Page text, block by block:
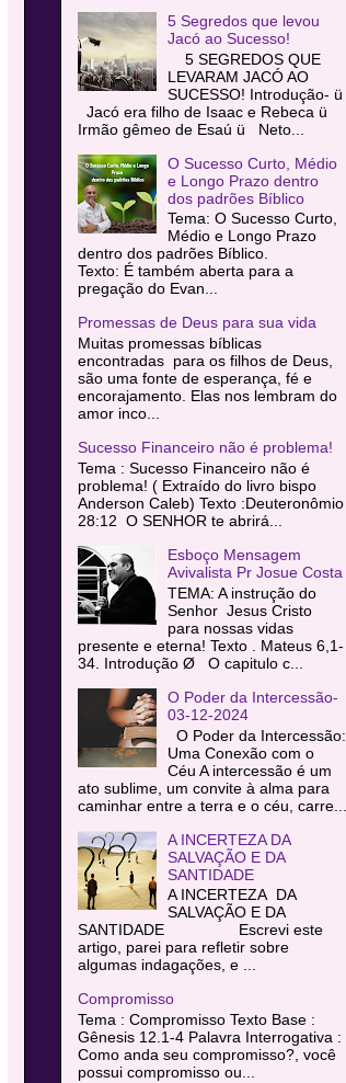
5 Segredos que levou
Jacó ao Sucesso!
5 SEGREDOS QUE
LEVARAM JACÓ AO
SUCESSO! Introdução- ü
Jacó era filho de Isaac e Rebeca ü
Irmão gêmeo de Esaú ü Neto...
O Sucesso Curto, Médio
e Longo Prazo dentro
dos padrões Bíblico
Tema: O Sucesso Curto,
Médio e Longo Prazo
dentro dos padrões Bíblico.
Texto: É também aberta para a
pregação do Evan...
Promessas de Deus para sua vida
Muitas promessas bíblicas
encontradas para os filhos de Deus,
são uma fonte de esperança, fé e
encorajamento. Elas nos lembram do
amor inco...
Sucesso Financeiro não é problema!
Tema : Sucesso Financeiro não é
problema! ( Extraído do livro bispo
Anderson Caleb) Texto :Deuteronômio
28:12 O SENHOR te abrirá...
Esboço Mensagem
Avivalista Pr Josue Costa
TEMA: A instrução do
Senhor Jesus Cristo
para nossas vidas
presente e eterna! Texto . Mateus 6,1-
34. Introdução Ø O capitulo c...
O Poder da Intercessão-
03-12-2024
O Poder da Intercessão:
Uma Conexão com o
Céu A intercessão é um
ato sublime, um convite à alma para
caminhar entre a terra e o céu, carre...
A INCERTEZA DA
SALVAÇÃO E DA
SANTIDADE
A INCERTEZA DA
SALVAÇÃO E DA
SANTIDADE Escrevi este
artigo, parei para refletir sobre
algumas indagações, e ...
Compromisso
Tema : Compromisso Texto Base :
Gênesis 12.1-4 Palavra Interrogativa :
Como anda seu compromisso?, você
possui compromisso ou...